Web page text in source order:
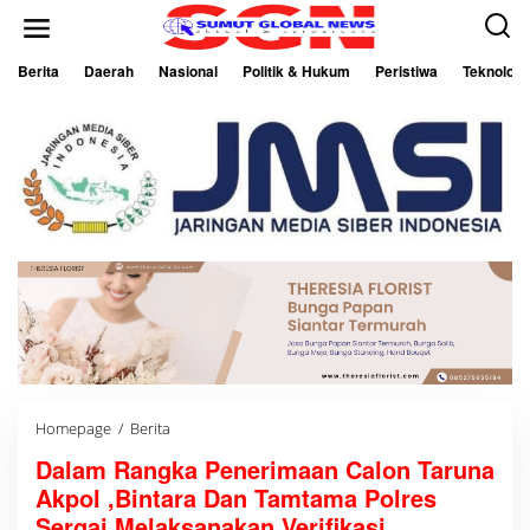
Berita Daerah Nasional Politik & Hukum Peristiwa Teknologi
Homepage / Berita
l
a
m
R
Dalam Rangka Penerimaan Calon Taruna
Akpol ,Bintara Dan Tamtama Polres